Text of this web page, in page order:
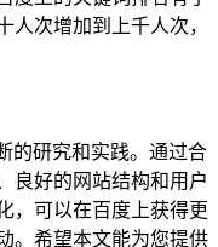
人次增加到上千人次，
的研究和实践。通过合
良好的网站结构和用户
，可以在百度上获得更
。希望本文能为您提供